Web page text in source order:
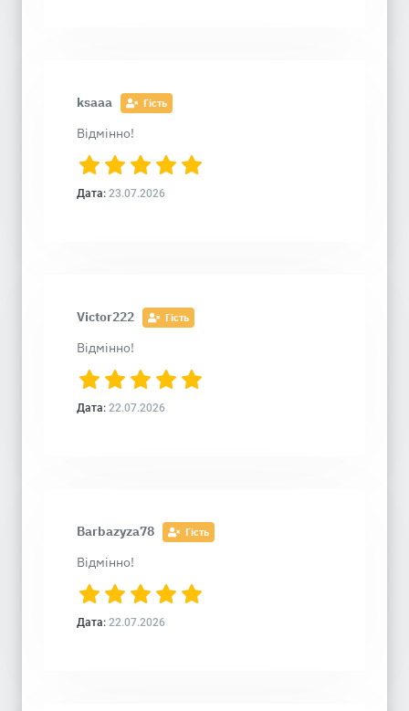
ksaaa Гість
Відмінно!
Дата: 23.07.2026
Victor222 Гість
Відмінно!
Дата: 22.07.2026
Barbazyza78 Гість
Відмінно!
Дата: 22.07.2026